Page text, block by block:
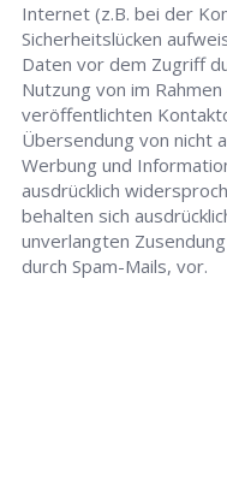
Internet (z.B. bei der
Sicherheitslücken
Daten vor dem Zugriff
Nutzung von im
veröffentlichten
Übersendung von nicht
Werbung und
ausdrücklich
behalten sich
unverlangten
durch Spam-Mails, vor.